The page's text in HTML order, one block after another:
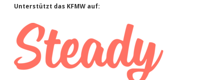
Sidebar
Unterstützt das KFMW auf: